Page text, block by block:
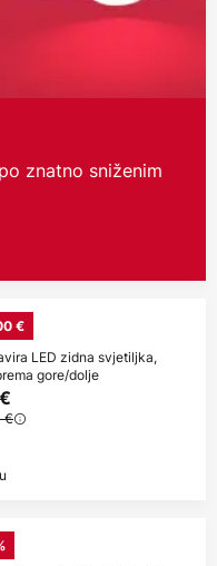
znatno sniženim
€
LED zidna svjetiljka,
gore/dolje
€